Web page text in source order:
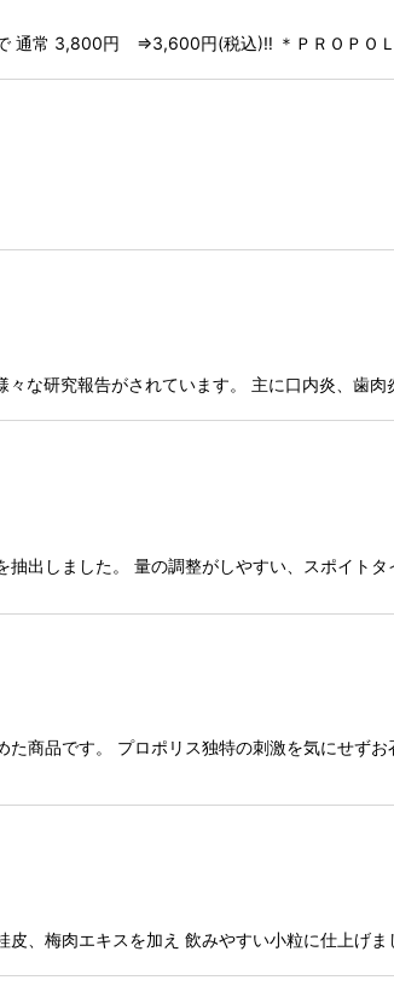
通常 3,800円 ⇒3,600円(税込)‼ ＊ＰＲＯＰＯ
研究報告がされています。 主に口内炎、歯肉
出しました。 量の調整がしやすい、スポイト
商品です。 プロポリス独特の刺激を気にせず
皮、梅肉エキスを加え 飲みやすい小粒に仕上げ